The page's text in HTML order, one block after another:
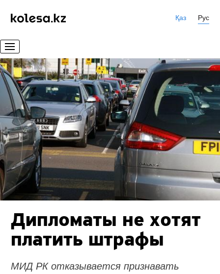
Қаз Рус
Дипломаты не хотят
платить штрафы
МИД РК отказывается признавать